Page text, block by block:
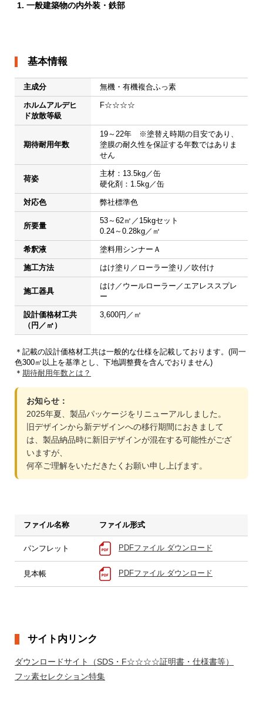
一般建築物の内外装・鉄部
基本情報
主成分 無機・有機複合ふっ素
ホルムアルデヒ
ド放散等級
F☆☆☆☆
期待耐用年数
19～22年　※塗替え時期の目安であり、
塗膜の耐久性を保証する年数ではありま
せん
荷姿
主材：13.5kg／缶
硬化剤：1.5kg／缶
対応色 弊社標準色
所要量
53～62㎡／15kgセット
0.24～0.28kg／㎡
希釈液 塗料用シンナーＡ
施工方法 はけ塗り／ローラー塗り／吹付け
施工器具
はけ／ウールローラー／エアレススプレ
ー
設計価格材工共
（円／㎡）
3,600円／㎡
＊記載の設計価格材工共は一般的な仕様を記載しております。(同一
色300㎡以上を基準とし、下地調整費を含んでおりません)
＊期待耐用年数とは？
お知らせ：
2025年夏、製品パッケージをリニューアルしました。
旧デザインから新デザインへの移行期間におきまして
は、製品納品時に新旧デザインが混在する可能性がござ
いますが、
何卒ご理解をいただきたくお願い申し上げます。
ファイル名称 ファイル形式
パンフレット PDFファイル ダウンロード
見本帳 PDFファイル ダウンロード
サイト内リンク
ダウンロードサイト（SDS・F☆☆☆☆証明書・仕様書等）
フッ素セレクション特集